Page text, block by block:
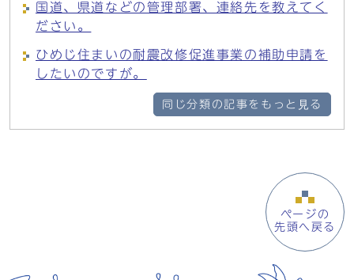
国道、県道などの管理部署、連絡先を教えてく
ださい。
ひめじ住まいの耐震改修促進事業の補助申請を
したいのですが。
同じ分類の記事をもっと見る
ページの
先頭へ戻る